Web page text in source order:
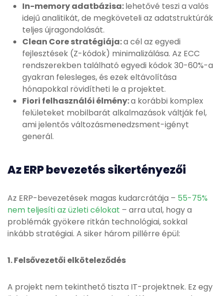
In-memory adatbázisa:lehetővé teszi a valós
idejű analitikát, de megköveteli az adatstruktúrák
teljes újragondolását.
Clean Core stratégiája:a cél az egyedi
fejlesztések (Z-kódok) minimalizálása. Az ECC
rendszerekben található egyedi kódok 30-60%-a
gyakran felesleges, és ezek eltávolítása
hónapokkal rövidítheti le a projektet.
Fiori felhasználói élmény:a korábbi komplex
felületeket mobilbarát alkalmazások váltják fel,
ami jelentős változásmenedzsment-igényt
generál.
Az ERP bevezetés sikertényezői
Az ERP-bevezetések magas kudarcrátája – 55-75%
nem teljesíti az üzleti célokat – arra utal, hogy a
problémák gyökere ritkán technológiai, sokkal
inkább stratégiai. A siker három pillérre épül:
1. Felsővezetői elköteleződés
A projekt nem tekinthető tiszta IT-projektnek. Ez egy